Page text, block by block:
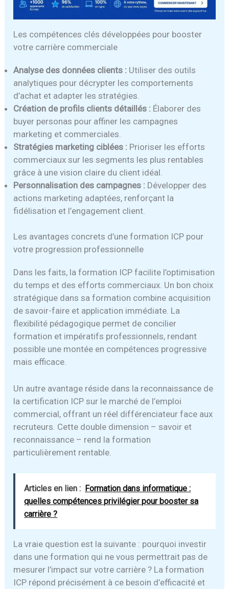
Les compétences clés développées pour booster
votre carrière commerciale
Analyse des données clients : Utiliser des outils
analytiques pour décrypter les comportements
d’achat et adapter les stratégies.
Création de profils clients détaillés : Élaborer des
buyer personas pour affiner les campagnes
marketing et commerciales.
Stratégies marketing ciblées : Prioriser les efforts
commerciaux sur les segments les plus rentables
grâce à une vision claire du client idéal.
Personnalisation des campagnes : Développer des
actions marketing adaptées, renforçant la
fidélisation et l’engagement client.
Les avantages concrets d’une formation ICP pour
votre progression professionnelle
Dans les faits, la formation ICP facilite l’optimisation
du temps et des efforts commerciaux. Un bon choix
stratégique dans sa formation combine acquisition
de savoir-faire et application immédiate. La
flexibilité pédagogique permet de concilier
formation et impératifs professionnels, rendant
possible une montée en compétences progressive
mais efficace.
Un autre avantage réside dans la reconnaissance de
la certification ICP sur le marché de l’emploi
commercial, offrant un réel différenciateur face aux
recruteurs. Cette double dimension – savoir et
reconnaissance – rend la formation
particulièrement rentable.
Articles en lien : Formation dans informatique :
quelles compétences privilégier pour booster sa
carrière ?
La vraie question est la suivante : pourquoi investir
dans une formation qui ne vous permettrait pas de
mesurer l’impact sur votre carrière ? La formation
ICP répond précisément à ce besoin d’efficacité et